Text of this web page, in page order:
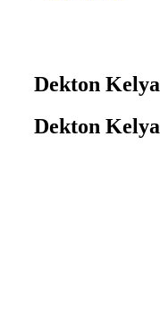
Dekton Kelya
Dekton Kelya